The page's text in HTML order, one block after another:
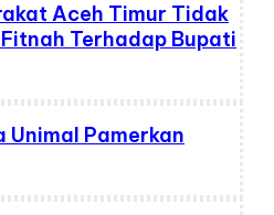
Aceh Timur Tidak
Terhadap Bupati
Pamerkan